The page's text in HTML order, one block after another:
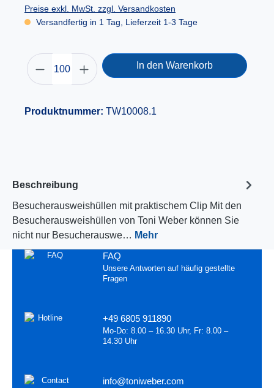
Preise exkl. MwSt. zzgl. Versandkosten
Versandfertig in 1 Tag, Lieferzeit 1-3 Tage
In den Warenkorb
Produktnummer: TW10008.1
Beschreibung
Besucherausweishüllen mit praktischem Clip Mit den
Besucherausweishüllen von Toni Weber können Sie
nicht nur Besucherauswe… Mehr
FAQ
Unsere Antworten auf häufig gestellte
Fragen
+49 6805 911890
Mo-Do: 8.00 – 16.30 Uhr, Fr: 8.00 –
14.30 Uhr
info@toniweber.com